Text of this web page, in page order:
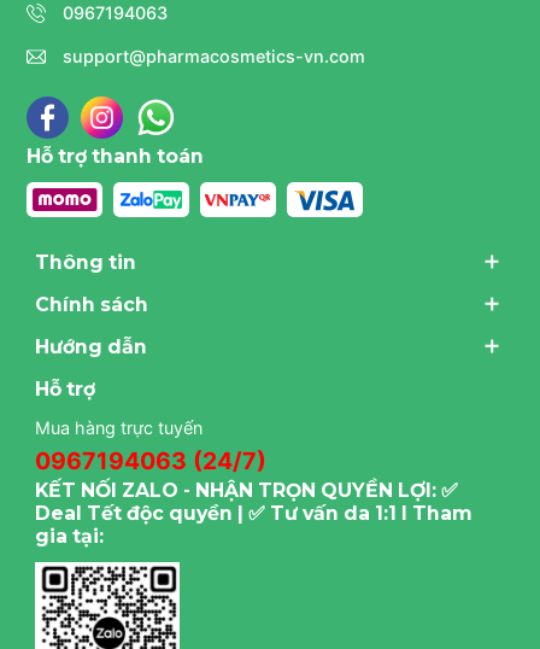
0967194063
support@pharmacosmetics-vn.com
Hỗ trợ thanh toán
Thông tin
Chính sách
Hướng dẫn
Hỗ trợ
Mua hàng trực tuyến
0967194063 (24/7)
KẾT NỐI ZALO - NHẬN TRỌN QUYỀN LỢI: ✅
Deal Tết độc quyền | ✅ Tư vấn da 1:1 I Tham
gia tại: